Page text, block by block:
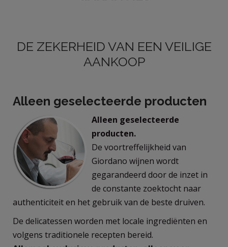
LOG
DE ZEKERHEID VAN EEN VEILIGE
AANKOOP
Alleen geselecteerde producten
Alleen geselecteerde
producten.
De voortreffelijkheid van
Giordano wijnen wordt
gegarandeerd door de inzet in
de constante zoektocht naar
authenticiteit en het gebruik van de beste druiven.
De delicatessen worden met locale ingrediënten en
volgens traditionele recepten bereid.